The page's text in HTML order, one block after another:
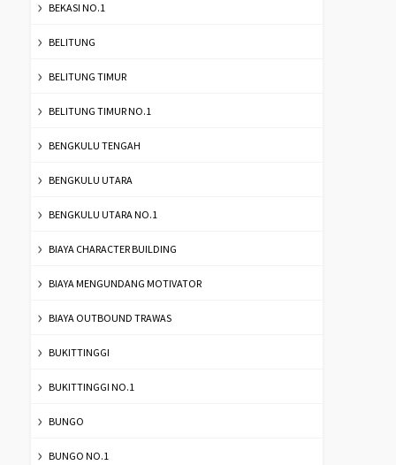
BEKASI NO.1
BELITUNG
BELITUNG TIMUR
BELITUNG TIMUR NO.1
BENGKULU TENGAH
BENGKULU UTARA
BENGKULU UTARA NO.1
BIAYA CHARACTER BUILDING
BIAYA MENGUNDANG MOTIVATOR
BIAYA OUTBOUND TRAWAS
BUKITTINGGI
BUKITTINGGI NO.1
BUNGO
BUNGO NO.1